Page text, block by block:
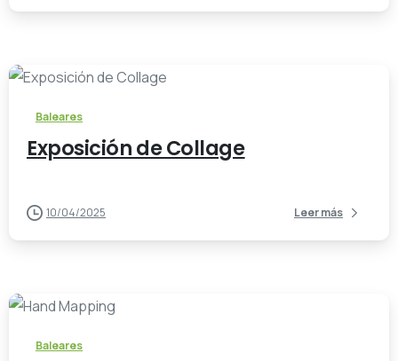
Baleares
Exposición de Collage
10/04/2025 Leer más
Baleares